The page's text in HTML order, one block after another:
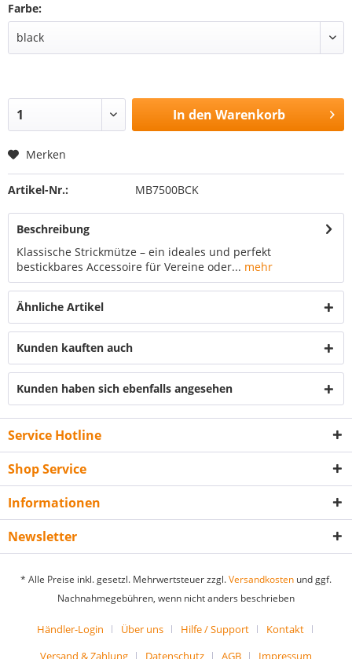
Farbe:
In den Warenkorb
Merken
Artikel-Nr.: MB7500BCK
Beschreibung
Klassische Strickmütze – ein ideales und perfekt
bestickbares Accessoire für Vereine oder... mehr
Ähnliche Artikel
Kunden kauften auch
Kunden haben sich ebenfalls angesehen
Service Hotline
Shop Service
Informationen
Newsletter
* Alle Preise inkl. gesetzl. Mehrwertsteuer zzgl.Versandkosten und ggf.
Nachnahmegebühren, wenn nicht anders beschrieben
Händler-Login Über uns Hilfe / Support
Kontakt
Versand & Zahlung
Datenschutz AGB Impressum